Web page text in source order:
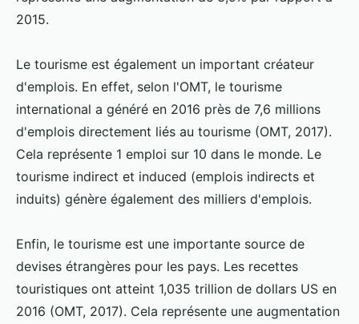
2015.
Le tourisme est également un important créateur
d'emplois. En effet, selon l'OMT, le tourisme
international a généré en 2016 près de 7,6 millions
d'emplois directement liés au tourisme (OMT, 2017).
Cela représente 1 emploi sur 10 dans le monde. Le
tourisme indirect et induced (emplois indirects et
induits) génère également des milliers d'emplois.
Enfin, le tourisme est une importante source de
devises étrangères pour les pays. Les recettes
touristiques ont atteint 1,035 trillion de dollars US en
2016 (OMT, 2017). Cela représente une augmentation